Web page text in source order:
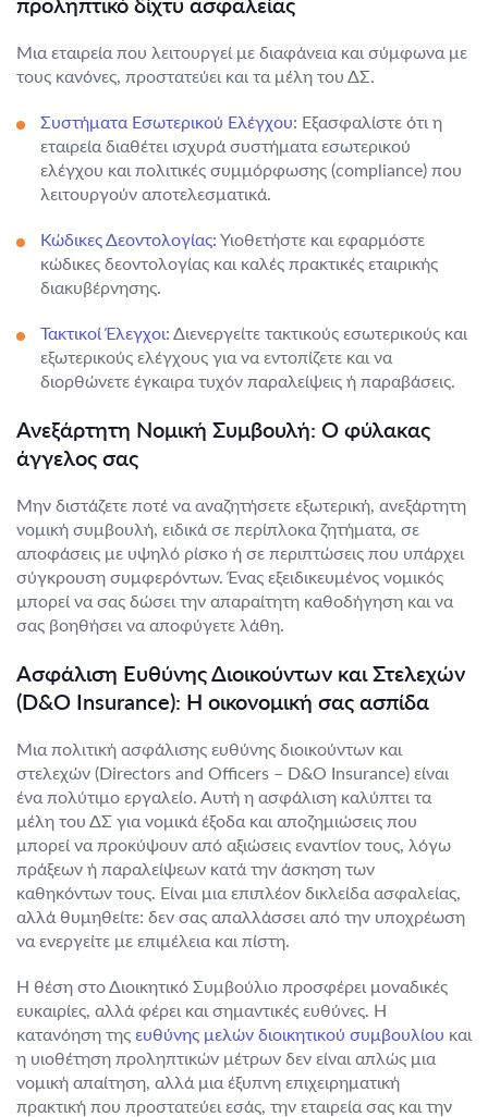
Μια εταιρεία που λειτουργεί με διαφάνεια και σύμφωνα με
τους κανόνες, προστατεύει και τα μέλη του ΔΣ.
Συστήματα Εσωτερικού Ελέγχου: Εξασφαλίστε ότι η
εταιρεία διαθέτει ισχυρά συστήματα εσωτερικού
ελέγχου και πολιτικές συμμόρφωσης (compliance) που
λειτουργούν αποτελεσματικά.
Κώδικες Δεοντολογίας: Υιοθετήστε και εφαρμόστε
κώδικες δεοντολογίας και καλές πρακτικές εταιρικής
διακυβέρνησης.
Τακτικοί Έλεγχοι: Διενεργείτε τακτικούς εσωτερικούς και
εξωτερικούς ελέγχους για να εντοπίζετε και να
διορθώνετε έγκαιρα τυχόν παραλείψεις ή παραβάσεις.
Ανεξάρτητη Νομική Συμβουλή: Ο φύλακας
άγγελος σας
Μην διστάζετε ποτέ να αναζητήσετε εξωτερική, ανεξάρτητη
νομική συμβουλή, ειδικά σε περίπλοκα ζητήματα, σε
αποφάσεις με υψηλό ρίσκο ή σε περιπτώσεις που υπάρχει
σύγκρουση συμφερόντων. Ένας εξειδικευμένος νομικός
μπορεί να σας δώσει την απαραίτητη καθοδήγηση και να
σας βοηθήσει να αποφύγετε λάθη.
Ασφάλιση Ευθύνης Διοικούντων και Στελεχών
(D&O Insurance): Η οικονομική σας ασπίδα
Μια πολιτική ασφάλισης ευθύνης διοικούντων και
στελεχών (Directors and Officers – D&O Insurance) είναι
ένα πολύτιμο εργαλείο. Αυτή η ασφάλιση καλύπτει τα
μέλη του ΔΣ για νομικά έξοδα και αποζημιώσεις που
μπορεί να προκύψουν από αξιώσεις εναντίον τους, λόγω
πράξεων ή παραλείψεων κατά την άσκηση των
καθηκόντων τους. Είναι μια επιπλέον δικλείδα ασφαλείας,
αλλά θυμηθείτε: δεν σας απαλλάσσει από την υποχρέωση
να ενεργείτε με επιμέλεια και πίστη.
Η θέση στο Διοικητικό Συμβούλιο προσφέρει μοναδικές
ευκαιρίες, αλλά φέρει και σημαντικές ευθύνες. Η
κατανόηση της ευθύνης μελών διοικητικού συμβουλίου και
η υιοθέτηση προληπτικών μέτρων δεν είναι απλώς μια
νομική απαίτηση, αλλά μια έξυπνη επιχειρηματική
πρακτική που προστατεύει εσάς, την εταιρεία σας και την